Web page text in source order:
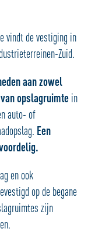
vindt de vestiging in
Zuid.
aan zowel
opslagruimte in
auto- of
Een
en ook
op de begane
zijn